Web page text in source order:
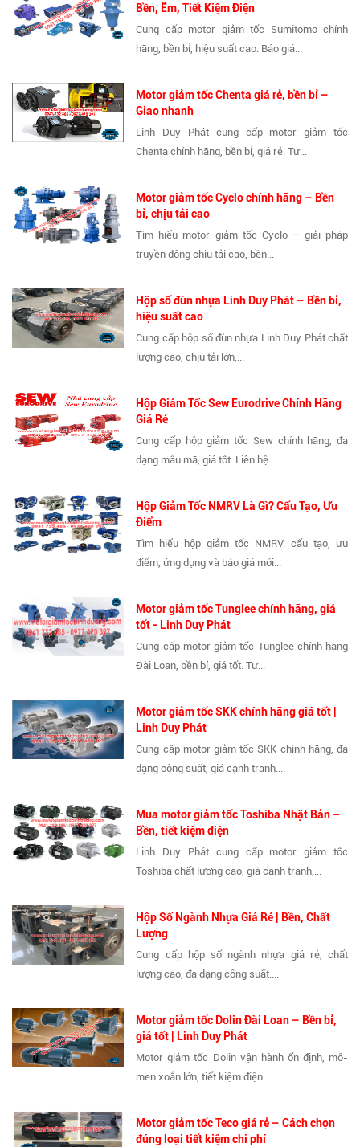
Bền, Êm, Tiết Kiệm Điện
Cung cấp motor giảm tốc Sumitomo chính
hãng, bền bỉ, hiệu suất cao. Báo giá...
Motor giảm tốc Chenta giá rẻ, bền bỉ –
Giao nhanh
Linh Duy Phát cung cấp motor giảm tốc
Chenta chính hãng, bền bỉ, giá rẻ. Tư...
Motor giảm tốc Cyclo chính hãng – Bền
bỉ, chịu tải cao
Tìm hiểu motor giảm tốc Cyclo – giải pháp
truyền động chịu tải cao, bền...
Hộp số đùn nhựa Linh Duy Phát – Bền bỉ,
hiệu suất cao
Cung cấp hộp số đùn nhựa Linh Duy Phát chất
lượng cao, chịu tải lớn,...
Hộp Giảm Tốc Sew Eurodrive Chính Hãng
Giá Rẻ
Cung cấp hộp giảm tốc Sew chính hãng, đa
dạng mẫu mã, giá tốt. Liên hệ...
Hộp Giảm Tốc NMRV Là Gì? Cấu Tạo, Ưu
Điểm
Tìm hiểu hộp giảm tốc NMRV: cấu tạo, ưu
điểm, ứng dụng và báo giá mới...
Motor giảm tốc Tunglee chính hãng, giá
tốt - Linh Duy Phát
Cung cấp motor giảm tốc Tunglee chính hãng
Đài Loan, bền bỉ, giá tốt. Tư...
Motor giảm tốc SKK chính hãng giá tốt |
Linh Duy Phát
Cung cấp motor giảm tốc SKK chính hãng, đa
dạng công suất, giá cạnh tranh....
Mua motor giảm tốc Toshiba Nhật Bản –
Bền, tiết kiệm điện
Linh Duy Phát cung cấp motor giảm tốc
Toshiba chất lượng cao, giá cạnh tranh,...
Hộp Số Ngành Nhựa Giá Rẻ | Bền, Chất
Lượng
Cung cấp hộp số ngành nhựa giá rẻ, chất
lượng cao, đa dạng công suất....
Motor giảm tốc Dolin Đài Loan – Bền bỉ,
giá tốt | Linh Duy Phát
Motor giảm tốc Dolin vận hành ổn định, mô-
men xoắn lớn, tiết kiệm điện....
Motor giảm tốc Teco giá rẻ – Cách chọn
đúng loại tiết kiệm chi phí